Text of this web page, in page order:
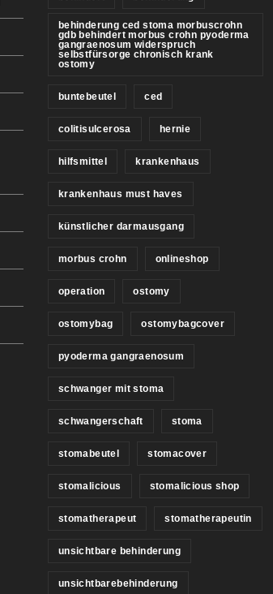
behinderung ced stoma morbuscrohn
gdb behindert morbus crohn pyoderma
gangraenosum widerspruch
selbstfürsorge chronisch krank
ostomy
buntebeutel ced
colitisulcerosa hernie
hilfsmittel krankenhaus
krankenhaus must haves
künstlicher darmausgang
morbus crohn onlineshop
operation ostomy
ostomybag ostomybagcover
pyoderma gangraenosum
schwanger mit stoma
schwangerschaft stoma
stomabeutel stomacover
stomalicious stomalicious shop
stomatherapeut stomatherapeutin
unsichtbare behinderung
unsichtbarebehinderung